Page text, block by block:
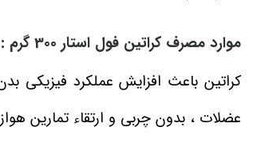
موارد مصرف کراتین فول استار 300 گرم :
کراتین باعث افزایش عملکرد
عضلات ، بدون چربی و ارتقاء تمارین